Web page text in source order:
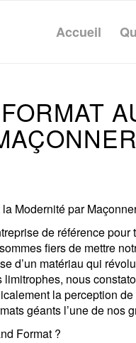
Accueil
Modernité par
de référence
fiers de mettre
d’un matériau qui
nous
la perception de
géants l’une de nos
Format ?